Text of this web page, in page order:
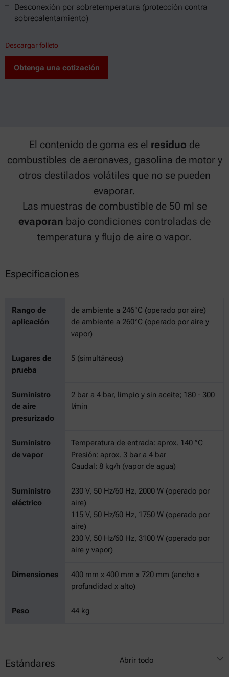
Desconexión por sobretemperatura (protección contra
sobrecalentamiento)
Descargar folleto
Obtenga una cotización
El contenido de goma es el residuo de
combustibles de aeronaves, gasolina de motor y
otros destilados volátiles que no se pueden
evaporar.
Las muestras de combustible de 50 ml se
evaporan bajo condiciones controladas de
temperatura y flujo de aire o vapor.
Especificaciones
Rango de
aplicación
de ambiente a 246°C (operado por aire)
de ambiente a 260°C (operado por aire y
vapor)
Lugares de
prueba
5 (simultáneos)
Suministro
de aire
presurizado
2 bar a 4 bar, limpio y sin aceite; 180 - 300
l/min
Suministro
de vapor
Temperatura de entrada: aprox. 140 °C
Presión: aprox. 3 bar a 4 bar
Caudal: 8 kg/h (vapor de agua)
Suministro
eléctrico
230 V, 50 Hz/60 Hz, 2000 W (operado por
aire)
115 V, 50 Hz/60 Hz, 1750 W (operado por
aire)
230 V, 50 Hz/60 Hz, 3100 W (operado por
aire y vapor)
Dimensiones
400 mm x 400 mm x 720 mm (ancho x
profundidad x alto)
Peso 44 kg
Estándares Abrir todo